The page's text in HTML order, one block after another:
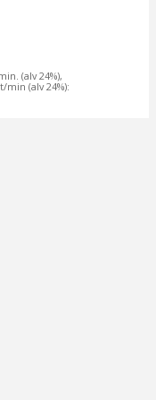
(alv 24%),
(alv 24%):